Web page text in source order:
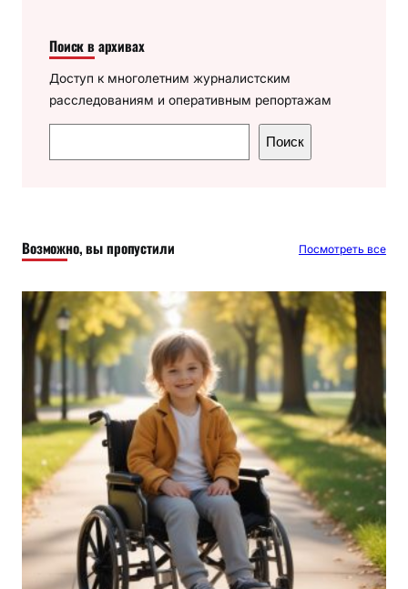
Поиск в архивах
Доступ к многолетним журналистским
расследованиям и оперативным репортажам
о
Поиск
Возможно, вы пропустили Посмотреть все